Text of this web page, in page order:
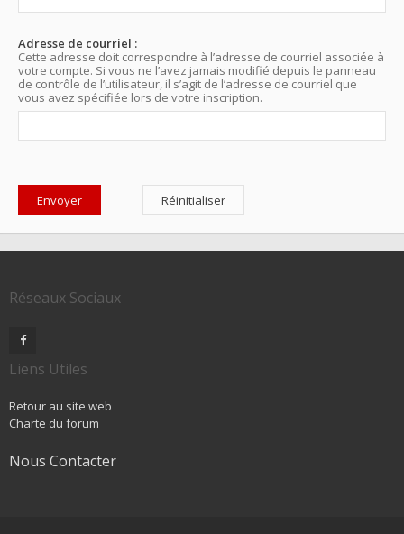
Adresse de courriel :
Cette adresse doit correspondre à l’adresse de courriel associée à
votre compte. Si vous ne l’avez jamais modifié depuis le panneau
de contrôle de l’utilisateur, il s’agit de l’adresse de courriel que
vous avez spécifiée lors de votre inscription.
Réseaux Sociaux
Liens Utiles
Retour au site web
Charte du forum
Nous Contacter